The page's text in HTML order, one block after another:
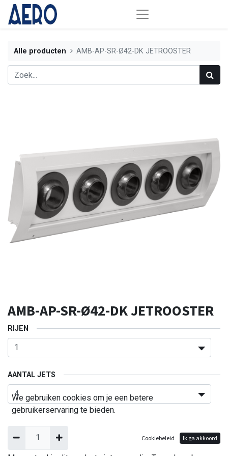
Alle producten AMB-AP-SR-Ø42-DK JETROOSTER
AMB-AP-SR-Ø42-DK JETROOSTER
RIJEN
AANTAL JETS
We gebruiken cookies om je een betere
gebruikerservaring te bieden.
Cookiebeleid Ik ga akkoord